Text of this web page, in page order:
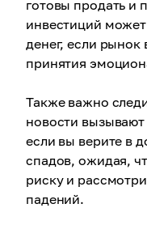
готовы продать и
инвестиций
денег, если рынок
принятия
Также важно
новости
если вы верите в
спадов, ожидая,
риску и
падений.